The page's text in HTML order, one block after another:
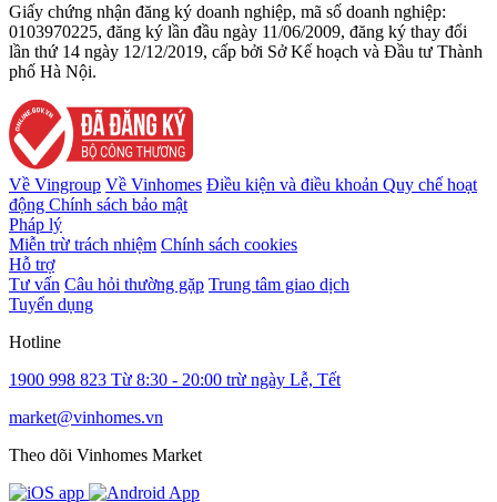
Giấy chứng nhận đăng ký doanh nghiệp, mã số doanh nghiệp:
0103970225, đăng ký lần đầu ngày 11/06/2009, đăng ký thay đổi
lần thứ 14 ngày 12/12/2019, cấp bởi Sở Kế hoạch và Đầu tư Thành
phố Hà Nội.
Về Vingroup Về Vinhomes Điều kiện và điều khoản Quy chế hoạt
động Chính sách bảo mật
Pháp lý
Miễn trừ trách nhiệm Chính sách cookies
Hỗ trợ
Tư vấn Câu hỏi thường gặp Trung tâm giao dịch
Tuyển dụng
Hotline
1900 998 823 Từ 8:30 - 20:00 trừ ngày Lễ, Tết
market@vinhomes.vn
Theo dõi Vinhomes Market